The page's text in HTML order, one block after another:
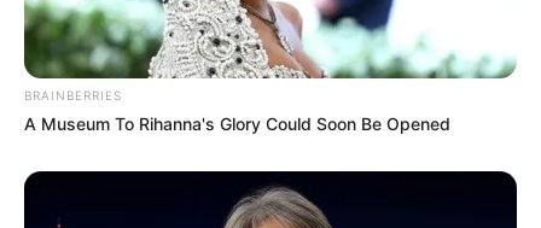
BRAINBERRIES
A Museum To Rihanna's Glory Could Soon Be Opened